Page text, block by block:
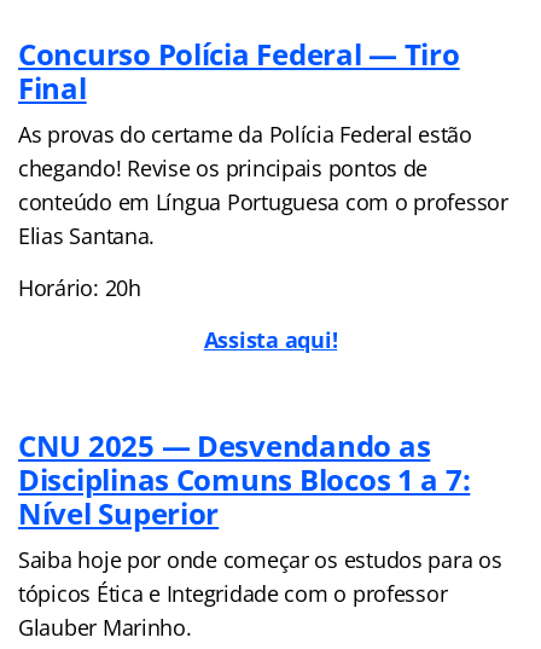
Concurso Polícia Federal — Tiro
Final
As provas do certame da Polícia Federal estão
chegando! Revise os principais pontos de
conteúdo em Língua Portuguesa com o professor
Elias Santana.
Horário: 20h
Assista aqui!
CNU 2025 — Desvendando as
Disciplinas Comuns Blocos 1 a 7:
Nível Superior
Saiba hoje por onde começar os estudos para os
tópicos Ética e Integridade com o professor
Glauber Marinho.